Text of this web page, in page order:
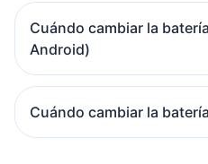
Cuándo cambiar la
Android)
Cuándo cambiar la